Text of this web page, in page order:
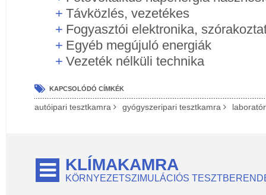
Távközlés, vezetékes
Fogyasztói elektronika,
Egyéb megújuló energiák
Vezeték nélküli technika
KAPCSOLÓDÓ CÍMKÉK
autóipari tesztkamra gyógyszeripari tesztkamra
KLÍMAKAMRA
KÖRNYEZETSZIMULÁCIÓS